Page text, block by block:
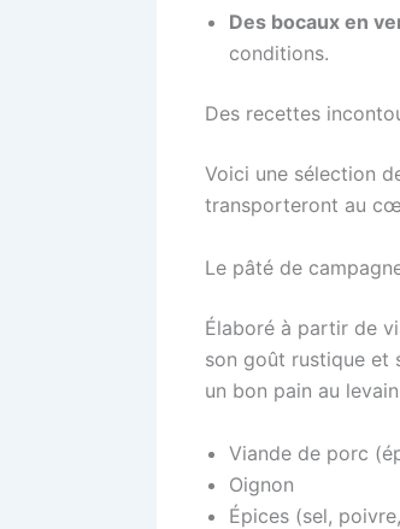
Des bocaux en
conditions.
Des recettes
Voici une sélection
transporteront au
Le pâté de
Élaboré à partir de
son goût rustique et
un bon pain au
Viande de porc
Oignon
Épices (sel,